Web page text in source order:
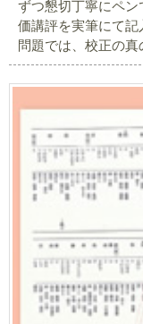
ずつ懇切丁寧にペ
価講評を実筆にて
問題では、校正の真